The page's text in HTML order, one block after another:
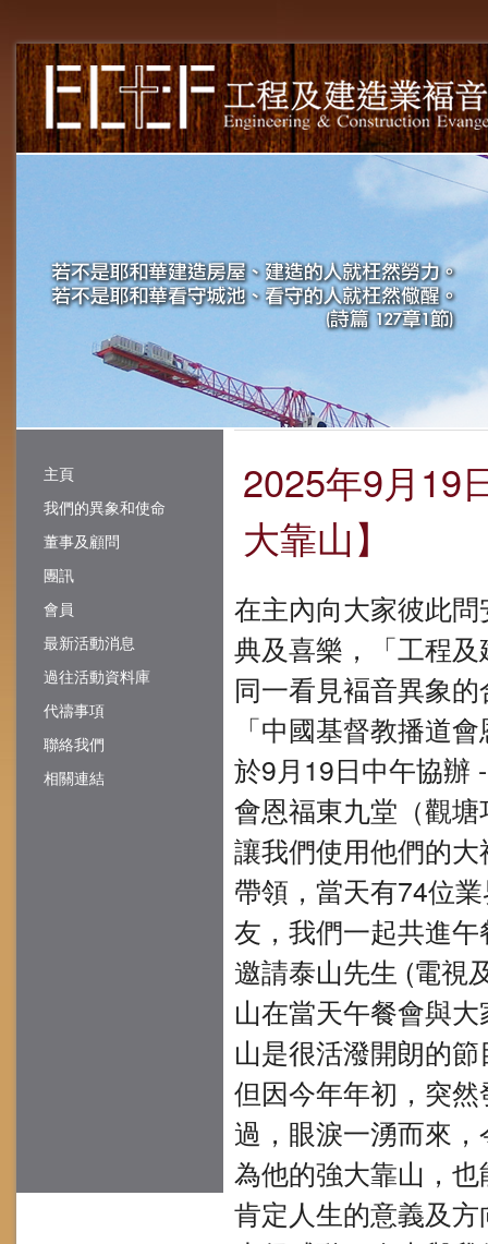
主頁
我們的異象和使命
董事及顧問
團訊
會員
最新活動消息
過往活動資料庫
代禱事項
聯絡我們
相關連結
2025年9月19
大靠山】
在主內向大家彼此
典及喜樂，「工程
同一看見褔音異象
「中國基督教播道
於9月19日中午協辦
會恩福東九堂（觀
讓我們使用他們的
帶領，當天有74位
友，我們一起共進
邀請泰山先生 (電視
山在當天午餐會與
山是很活潑開朗的
但因今年年初，突
過，眼淚一湧而來
為他的強大靠山，
肯定人生的意義及